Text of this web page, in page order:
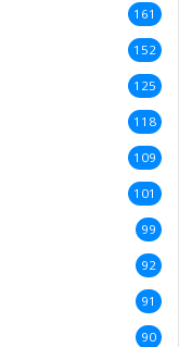
161
152
125
118
109
101
99
92
91
90